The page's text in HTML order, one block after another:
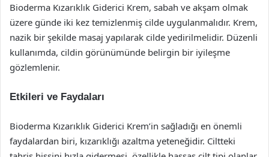
Bioderma Kızarıklık Giderici Krem, sabah ve akşam olmak
üzere günde iki kez temizlenmiş cilde uygulanmalıdır. Krem,
nazik bir şekilde masaj yapılarak cilde yedirilmelidir. Düzenli
kullanımda, cildin görünümünde belirgin bir iyileşme
gözlemlenir.
Etkileri ve Faydaları
Bioderma Kızarıklık Giderici Krem’in sağladığı en önemli
faydalardan biri, kızarıklığı azaltma yeteneğidir. Ciltteki